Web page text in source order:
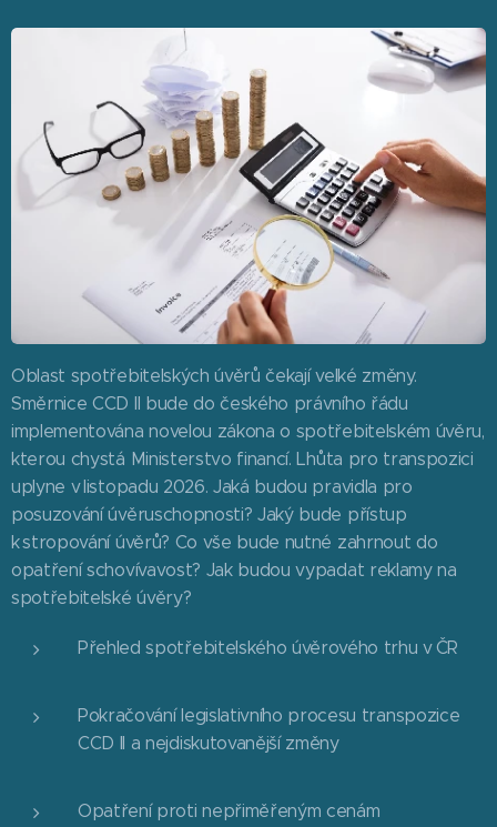
Oblast spotřebitelských úvěrů čekají velké změny.
Směrnice CCD II bude do českého právního řádu
implementována novelou zákona o spotřebitelském úvěru,
kterou chystá Ministerstvo financí. Lhůta pro transpozici
uplyne v listopadu 2026. Jaká budou pravidla pro
posuzování úvěruschopnosti? Jaký bude přístup
k stropování úvěrů? Co vše bude nutné zahrnout do
opatření schovívavost? Jak budou vypadat reklamy na
spotřebitelské úvěry?
Přehled spotřebitelského úvěrového trhu v ČR
Pokračování legislativního procesu transpozice
CCD II a nejdiskutovanější změny
Opatření proti nepřiměřeným cenám